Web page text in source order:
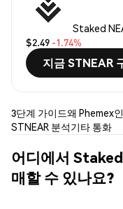
Staked
$2.49 -1.74%
지금 STNEAR
3단계 가이드왜 Phemex
STNEAR 분석기타 통화
어디에서
매할 수 있나요?